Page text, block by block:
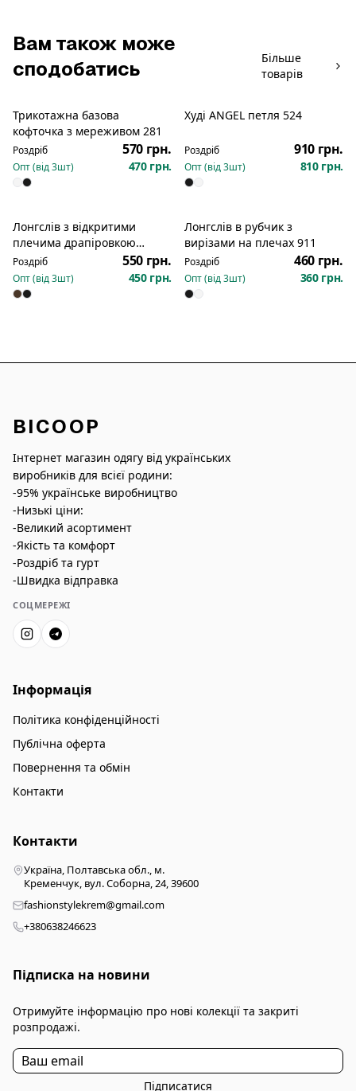
Вам також може
сподобатись
Більше
товарів
Трикотажна базова
кофточка з мереживом 281
Роздріб 570 грн.
Опт (від3шт) 470 грн.
Новинка
Худі ANGEL петля 524
Роздріб 910 грн.
Опт (від3шт) 810 грн.
Лонгслів з відкритими
плечима драпіровкою
вздовж плечей боків 116
Роздріб 550 грн.
Опт (від3шт) 450 грн.
Новинка
Лонгслів в рубчик з
вирізами на плечах 911
Роздріб 460 грн.
Опт (від3шт) 360 грн.
BICOOP
Інтернет магазин одягу від українських
виробників для всієї родини:
-95% українське виробництво
-Низькі ціни:
-Великий асортимент
-Якість та комфорт
-Роздріб та гурт
-Швидка відправка
СОЦМЕРЕЖІ
Інформація
Політика конфіденційності
Публічна оферта
Повернення та обмін
Контакти
Контакти
Україна, Полтавська обл., м.
Кременчук, вул. Соборна, 24, 39600
fashionstylekrem@gmail.com
+380638246623
Підписка на новини
Отримуйте інформацію про нові колекції та закриті
розпродажі.
Підписатися